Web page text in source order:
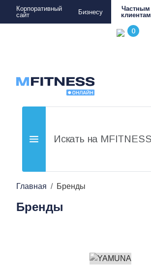
Корпоративный
сайт
Бизнесу
Частным
клиентам
Главная Бренды
Бренды